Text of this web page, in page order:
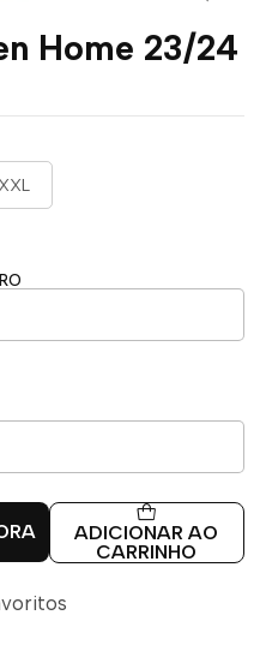
Home 23/24
XXL
ADICIONAR AO
CARRINHO